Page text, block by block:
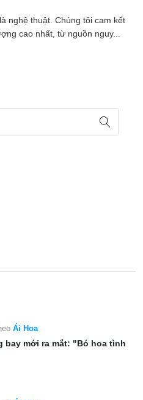
nghệ thuật. Chúng tôi cam kết
cao nhất, từ nguồn nguy...
Ái Hoa
bay mới ra mắt: "Bó hoa tình